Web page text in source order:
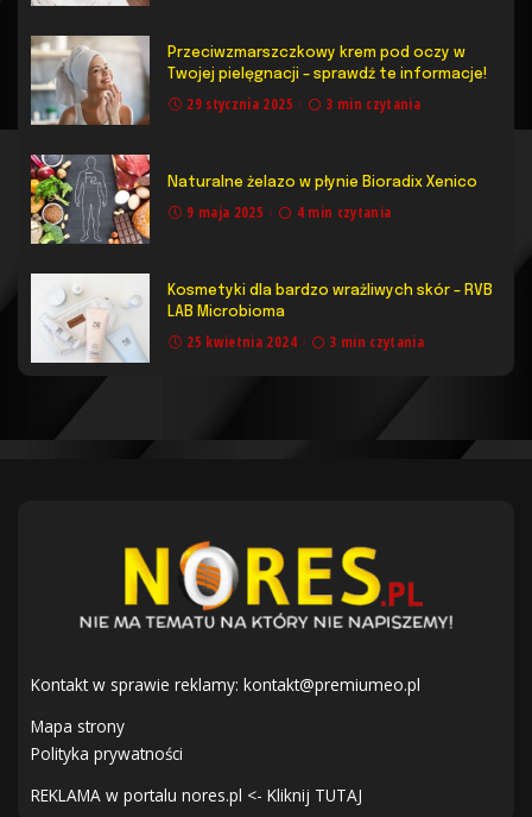
Przeciwzmarszczkowy krem pod oczy w
Twojej pielęgnacji – sprawdź te informacje!
29 stycznia 2025 3 min czytania
Naturalne żelazo w płynie Bioradix Xenico
9 maja 2025 4 min czytania
Kosmetyki dla bardzo wrażliwych skór – RVB
LAB Microbioma
25 kwietnia 2024 3 min czytania
Kontakt w sprawie reklamy: kontakt@premiumeo.pl
Mapa strony
Polityka prywatności
REKLAMA w portalu nores.pl <- Kliknij TUTAJ